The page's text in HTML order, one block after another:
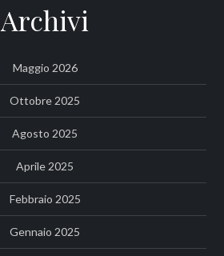
Archivi
Maggio 2026
Ottobre 2025
Agosto 2025
Aprile 2025
Febbraio 2025
Gennaio 2025